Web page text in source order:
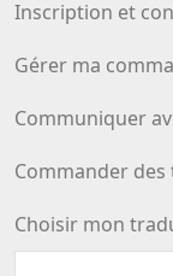
Inscription et
Gérer ma
Communiquer
Commander
Choisir mon